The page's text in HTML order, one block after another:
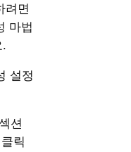
려면
마법
.
설정
션
릭